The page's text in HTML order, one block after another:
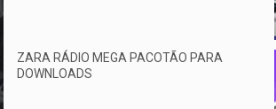
ZARA RÁDIO MEGA PACOTÃO PARA
DOWNLOADS